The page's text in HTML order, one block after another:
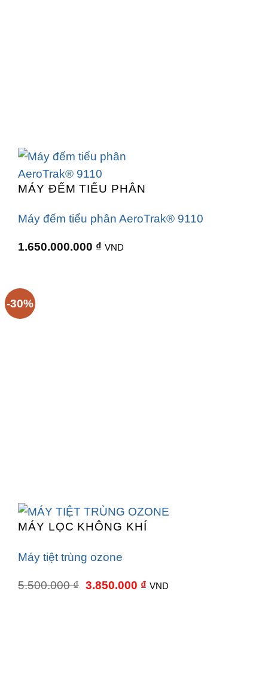
MÁY ĐẾM TIỂU PHÂN
Máy đếm tiểu phân AeroTrak® 9110
1.650.000.000 ₫ VND
-30%
MÁY LỌC KHÔNG KHÍ
Máy tiệt trùng ozone
5.500.000₫ Giá
3.850.000 ₫Giá
VND